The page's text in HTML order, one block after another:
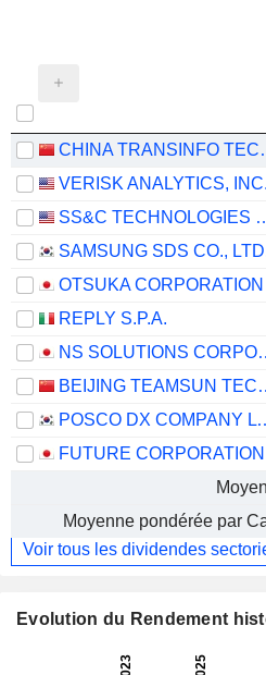
CHINA
VERISK ANALYTICS, INC.
SS&C
SAMSUNG SDS CO.,
OTSUKA CORPORATION
REPLY S.P.A.
NS
BEIJING
POSCO
FUTURE CORPORATION
Moyenne pondérée par
Voir tous les dividendes
Evolution du Rendement